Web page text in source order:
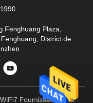
Fenghuang Plaza,
District de
Fournisseur. © de